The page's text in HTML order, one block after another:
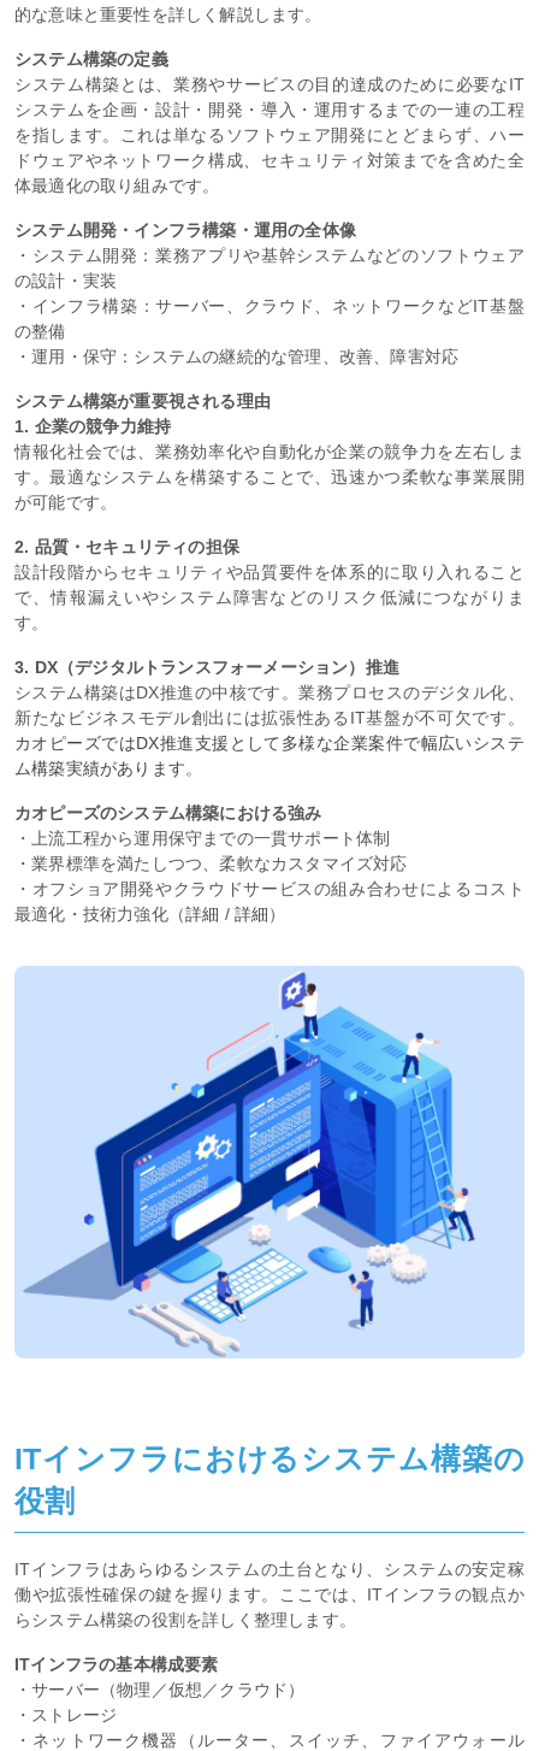
的な意味と重要性を詳しく解説します。
システム構築の定義
システム構築とは、業務やサービスの目的達成のために必要なIT
システムを企画・設計・開発・導入・運用するまでの一連の工程
を指します。これは単なるソフトウェア開発にとどまらず、ハー
ドウェアやネットワーク構成、セキュリティ対策までを含めた全
体最適化の取り組みです。
システム開発・インフラ構築・運用の全体像
・システム開発：業務アプリや基幹システムなどのソフトウェア
の設計・実装
・インフラ構築：サーバー、クラウド、ネットワークなどIT基盤
の整備
・運用・保守：システムの継続的な管理、改善、障害対応
システム構築が重要視される理由
1. 企業の競争力維持
情報化社会では、業務効率化や自動化が企業の競争力を左右しま
す。最適なシステムを構築することで、迅速かつ柔軟な事業展開
が可能です。
2. 品質・セキュリティの担保
設計段階からセキュリティや品質要件を体系的に取り入れること
で、情報漏えいやシステム障害などのリスク低減につながりま
す。
3. DX（デジタルトランスフォーメーション）推進
システム構築はDX推進の中核です。業務プロセスのデジタル化、
新たなビジネスモデル創出には拡張性あるIT基盤が不可欠です。
カオピーズではDX推進支援として多様な企業案件で幅広いシステ
ム構築実績があります。
カオピーズのシステム構築における強み
・上流工程から運用保守までの一貫サポート体制
・業界標準を満たしつつ、柔軟なカスタマイズ対応
・オフショア開発やクラウドサービスの組み合わせによるコスト
最適化・技術力強化（詳細 /詳細）
ITインフラにおけるシステム構築の
役割
ITインフラはあらゆるシステムの土台となり、システムの安定稼
働や拡張性確保の鍵を握ります。ここでは、ITインフラの観点か
らシステム構築の役割を詳しく整理します。
ITインフラの基本構成要素
・サーバー（物理／仮想／クラウド）
・ストレージ
・ネットワーク機器（ルーター、スイッチ、ファイアウォール